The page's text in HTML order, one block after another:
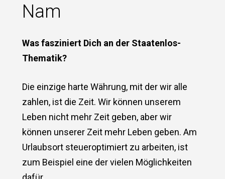
Nam
Was fasziniert Dich an der Staatenlos-
Thematik?
Die einzige harte Währung, mit der wir alle
zahlen, ist die Zeit. Wir können unserem
Leben nicht mehr Zeit geben, aber wir
können unserer Zeit mehr Leben geben. Am
Urlaubsort steueroptimiert zu arbeiten, ist
zum Beispiel eine der vielen Möglichkeiten